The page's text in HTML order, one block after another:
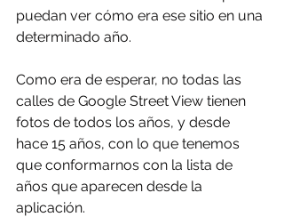
puedan ver cómo era ese sitio en una
determinado año.
Como era de esperar, no todas las
calles de Google Street View tienen
fotos de todos los años, y desde
hace 15 años, con lo que tenemos
que conformarnos con la lista de
años que aparecen desde la
aplicación.